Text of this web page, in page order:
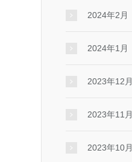
2024年2月
2024年1月
2023年12月
2023年11月
2023年10月